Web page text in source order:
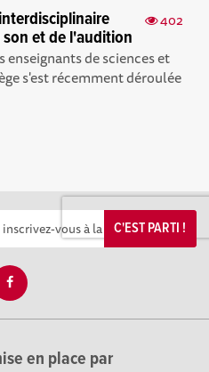
402
et de l'audition
de sciences et
s'est récemment déroulée
C'EST PARTI !
en place par